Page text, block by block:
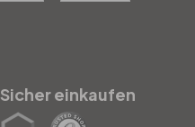
Sicher einkaufen